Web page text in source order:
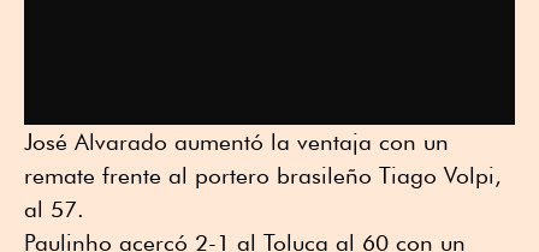
José Alvarado aumentó la ventaja con un
remate frente al portero brasileño Tiago Volpi,
al 57.
Paulinho acercó 2-1 al Toluca al 60 con un